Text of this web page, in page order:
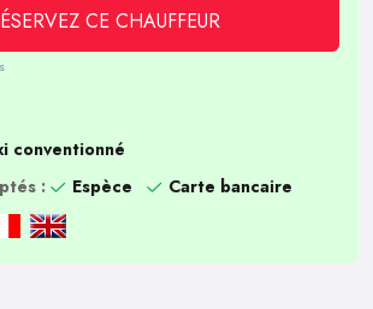
CE CHAUFFEUR
conventionné
:
Espèce
Carte bancaire